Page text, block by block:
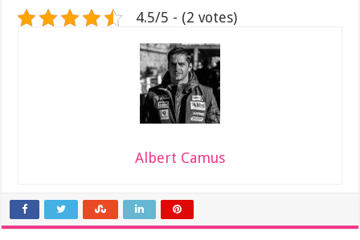
4.5/5 - (2 votes)
Albert Camus